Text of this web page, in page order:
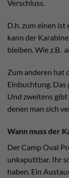
Verschluss.
D.h. zum einen ist
kann der
bleiben. Wie z.B.
Zum anderen hat
Einbuchtung.
Und zweitens gibt
denen man sich
Wann muss der
Der Camp Oval
unkaputtbar. Ihr
haben. Ein